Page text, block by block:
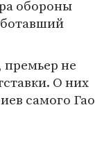
обороны
премьер не
О них
самого Гао